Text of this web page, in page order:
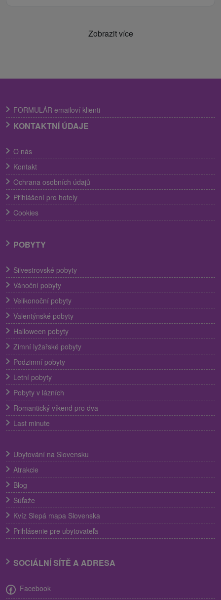
Zobrazit více
FORMULÁR emailoví klienti
KONTAKTNÍ ÚDAJE
O nás
Kontakt
Ochrana osobních údajů
Přihlášení pro hotely
Cookies
POBYTY
Silvestrovské pobyty
Vánoční pobyty
Velikonoční pobyty
Valentýnské pobyty
Halloween pobyty
Zimní lyžařské pobyty
Podzimní pobyty
Letní pobyty
Pobyty v lázních
Romantický víkend pro dva
Last minute
Ubytování na Slovensku
Atrakcie
Blog
Súťaže
Kvíz Slepá mapa Slovenska
Prihlásenie pre ubytovateľa
SOCIÁLNÍ SÍTĚ A ADRESA
Facebook